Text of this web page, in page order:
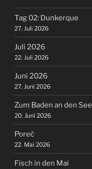
Tag 02: Dunkerque
27. Juli 2026
Juli 2026
22. Juli 2026
Juni 2026
27. Juni 2026
Zum Baden an den See
20. Juni 2026
Poreč
22. Mai 2026
Fisch in den Mai